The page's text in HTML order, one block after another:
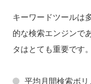
キーワードツールは
的な検索エンジンで
タはとても重要です。
平均月間検索ボリ